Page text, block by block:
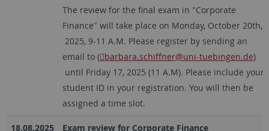
The review for the final exam in "Corporate
Finance" will take place on Monday, October 20th,
2025, 9-11 A.M. Please register by sending an
email to ( barbara.schiffner@uni-tuebingen.de)
until Friday 17, 2025 (11 A.M). Please include your
student ID in your registration. You will then be
assigned a time slot.
18.08.2025 Exam review for Corporate Finance